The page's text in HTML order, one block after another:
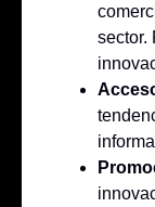
sector.